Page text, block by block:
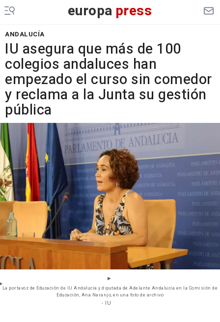
europa press
ANDALUCÍA
IU asegura que más de 100
colegios andaluces han
empezado el curso sin comedor
y reclama a la Junta su gestión
pública
La portavoz de Educación de IU Andalucía y diputada de Adelante Andalucía en la Comisión de
Educación, Ana Naranjo, en una foto de archivo
- IU